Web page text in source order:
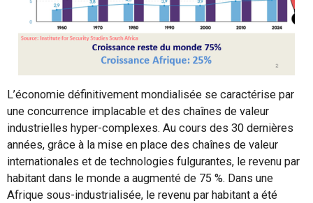
L’économie définitivement mondialisée se caractérise par
une concurrence implacable et des chaînes de valeur
industrielles hyper-complexes. Au cours des 30 dernières
années, grâce à la mise en place des chaînes de valeur
internationales et de technologies fulgurantes, le revenu par
habitant dans le monde a augmenté de 75 %. Dans une
Afrique sous-industrialisée, le revenu par habitant a été